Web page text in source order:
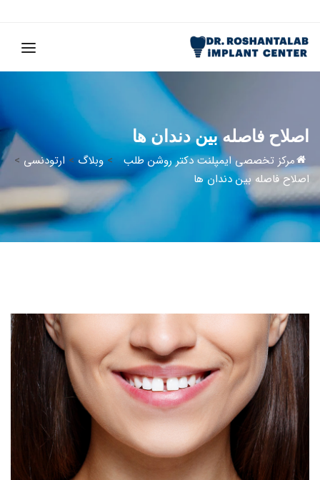
اصلاح فاصله بین دندان ها
مرکز تخصصی ایمپلنت دکتر روشن طلب >وبلاگ > ارتودنسی >
اصلاح فاصله بین دندان ها